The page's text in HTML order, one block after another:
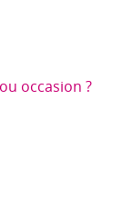
occasion ?